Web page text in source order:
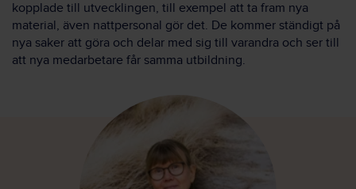
kopplade till utvecklingen, till exempel att ta fram nya
material, även nattpersonal gör det. De kommer ständigt på
nya saker att göra och delar med sig till varandra och ser till
att nya medarbetare får samma utbildning.